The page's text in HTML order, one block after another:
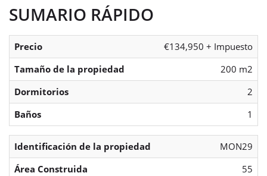
SUMARIO RÁPIDO
Precio
€134,950 + Impuesto
Tamaño de la propiedad
200 m2
Dormitorios
2
Baños
1
Identificación de la propiedad
MON29
Área Construida
55